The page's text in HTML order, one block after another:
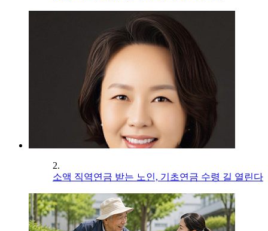
2.
소액 직역연금 받는 노인, 기초연금 수령 길 열린다